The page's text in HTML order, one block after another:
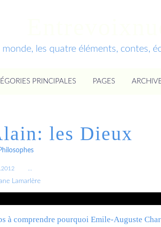
monde, les quatre éléments, contes,
PRINCIPALES PAGES
les Dieux
Lamarlère
à comprendre pourquoi Emile-Auguste